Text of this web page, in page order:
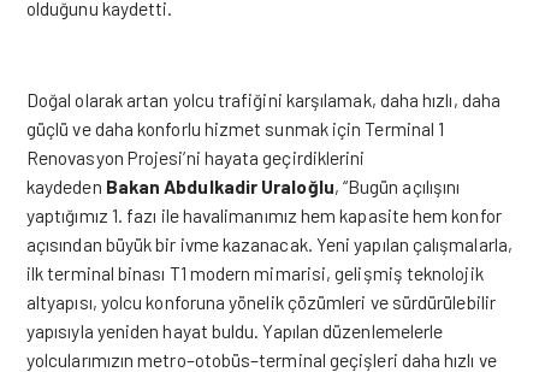
olduğunu kaydetti.
Doğal olarak artan yolcu trafiğini karşılamak, daha hızlı, daha
güçlü ve daha konforlu hizmet sunmak için Terminal 1
Renovasyon Projesi’ni hayata geçirdiklerini
kaydeden Bakan Abdulkadir Uraloğlu, “Bugün açılışını
yaptığımız 1. fazı ile havalimanımız hem kapasite hem konfor
açısından büyük bir ivme kazanacak. Yeni yapılan çalışmalarla,
ilk terminal binası T1 modern mimarisi, gelişmiş teknolojik
altyapısı, yolcu konforuna yönelik çözümleri ve sürdürülebilir
yapısıyla yeniden hayat buldu. Yapılan düzenlemelerle
yolcularımızın metro–otobüs–terminal geçişleri daha hızlı ve